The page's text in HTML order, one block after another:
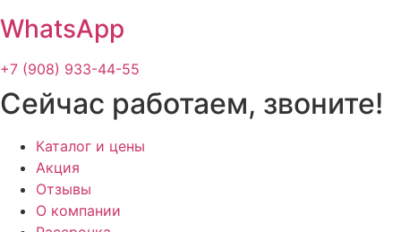
WhatsApp
+7 (908) 933-44-55
Сейчас работаем, звоните!
Каталог и цены
Акция
Отзывы
О компании